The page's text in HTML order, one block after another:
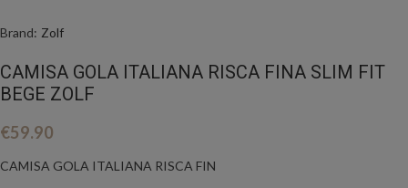
Brand: Zolf
CAMISA GOLA ITALIANA RISCA FINA SLIM FIT
BEGE ZOLF
€59.90
CAMISA GOLA ITALIANA RISCA FIN